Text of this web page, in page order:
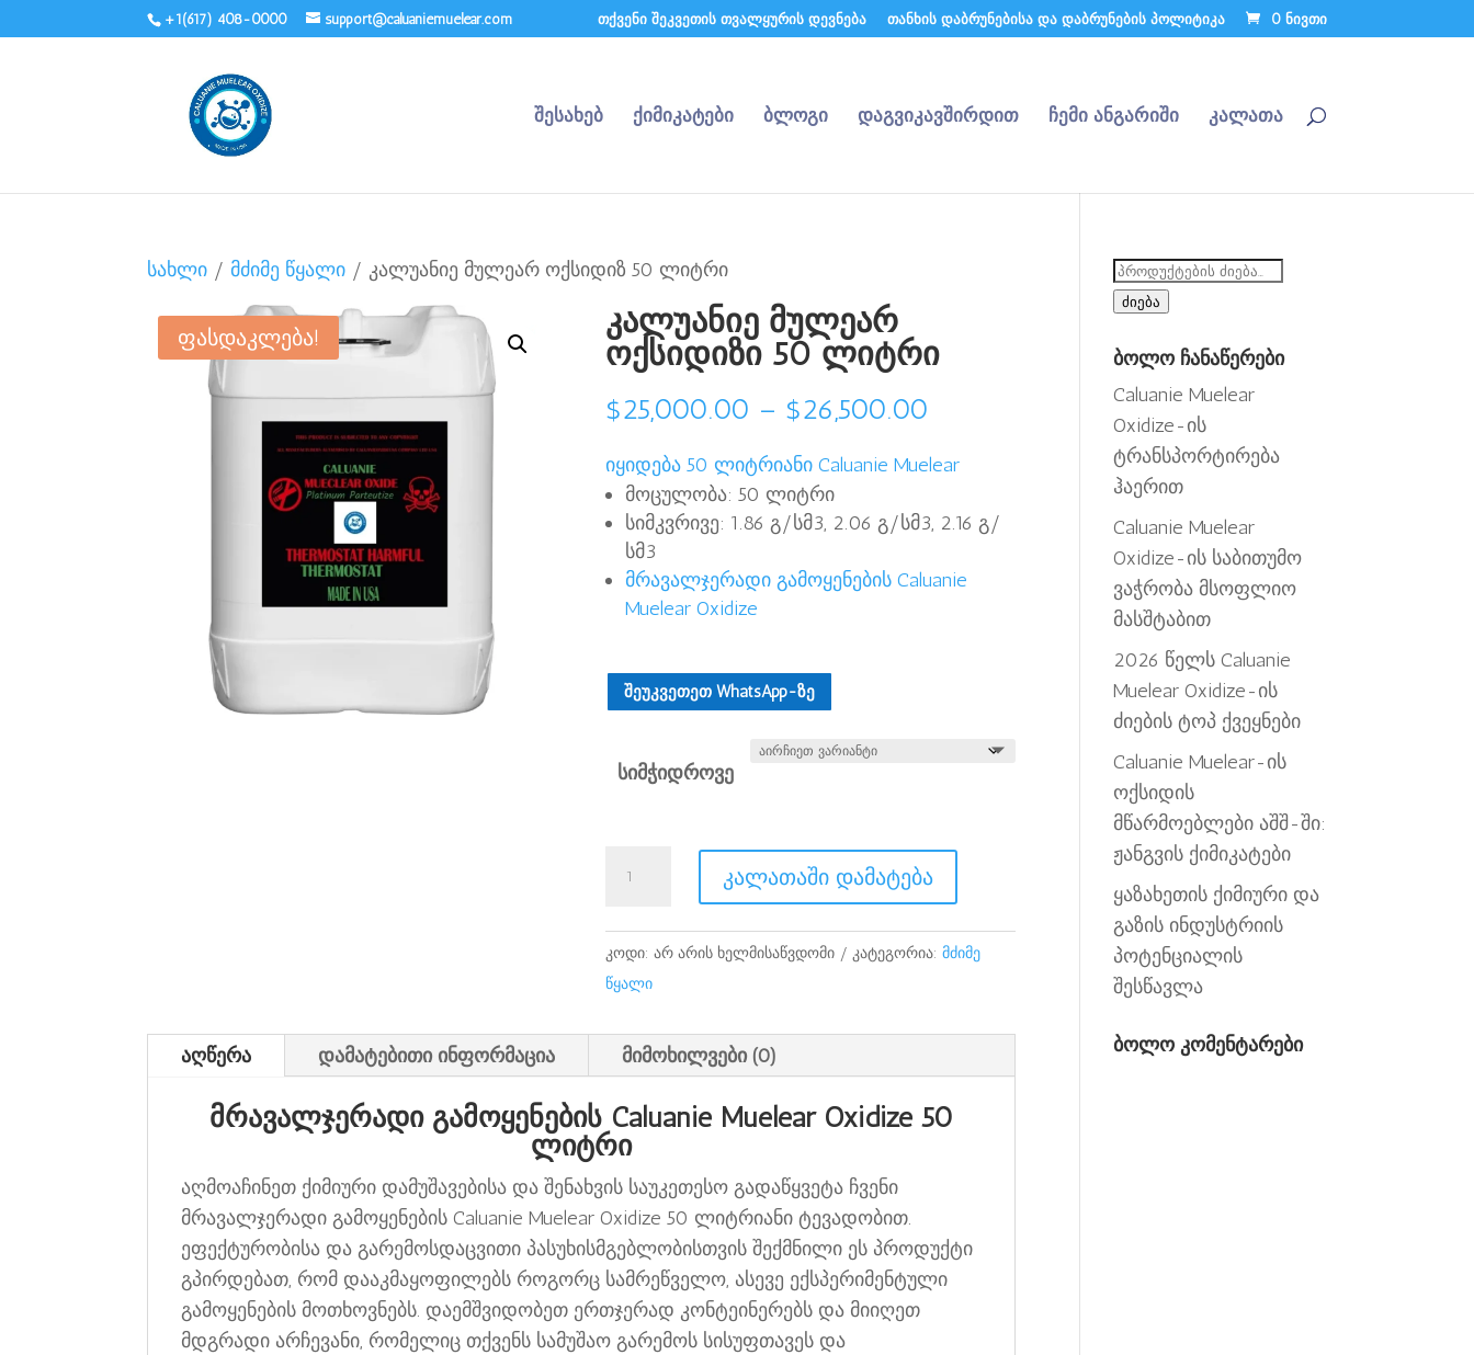
+1(617) 408-0000 support@caluaniemuelear.com თქვენი შეკვეთის თვალყურის დევნება თანხის დაბრუნებისა და დაბრუნების პოლიტიკა 0 ნივთი
შესახებ ქიმიკატები ბლოგი დაგვიკავშირდით ჩემი ანგარიში კალათა
სახლი / მძიმე წყალი / კალუანიე მულეარ ოქსიდიზ 50 ლიტრი
ფასდაკლება!
კალუანიე მულეარ
ოქსიდიზი 50 ლიტრი
$25,000.00 – $26,500.00
$25,000.00-
$26,500.00-
იყიდება 50 ლიტრიანი Caluanie Muelear
მოცულობა: 50 ლიტრი
სიმკვრივე: 1.86 გ/სმ3, 2.06 გ/სმ3, 2.16 გ/
სმ3
მრავალჯერადი გამოყენების Caluanie
Muelear Oxidize
შეუკვეთეთ WhatsApp-ზე
სიმჭიდროვე
50Liters
რაოდენობა
კალათაში დამატება
კოდი: არ არის ხელმისაწვდომი კატეგორია: მძიმე
წყალი
აღწერა დამატებითი ინფორმაცია მიმოხილვები (0)
მრავალჯერადი გამოყენების Caluanie Muelear Oxidize 50
ლიტრი
აღმოაჩინეთ ქიმიური დამუშავებისა და შენახვის საუკეთესო გადაწყვეტა ჩვენი
მრავალჯერადი გამოყენების Caluanie Muelear Oxidize 50 ლიტრიანი ტევადობით.
ეფექტურობისა და გარემოსდაცვითი პასუხისმგებლობისთვის შექმნილი ეს პროდუქტი
გპირდებათ, რომ დააკმაყოფილებს როგორც სამრეწველო, ასევე ექსპერიმენტული
გამოყენების მოთხოვნებს. დაემშვიდობეთ ერთჯერად კონტეინერებს და მიიღეთ
მდგრადი არჩევანი, რომელიც თქვენს სამუშაო გარემოს სისუფთავეს და
ძიება:
ძიება
ბოლო ჩანაწერები
Caluanie Muelear
Oxidize-ის
ტრანსპორტირება
ჰაერით
Caluanie Muelear
Oxidize-ის საბითუმო
ვაჭრობა მსოფლიო
მასშტაბით
2026 წელს Caluanie
Muelear Oxidize-ის
ძიების ტოპ ქვეყნები
Caluanie Muelear-ის
ოქსიდის
მწარმოებლები აშშ-ში:
ჟანგვის ქიმიკატები
ყაზახეთის ქიმიური და
გაზის ინდუსტრიის
პოტენციალის
შესწავლა
ბოლო კომენტარები